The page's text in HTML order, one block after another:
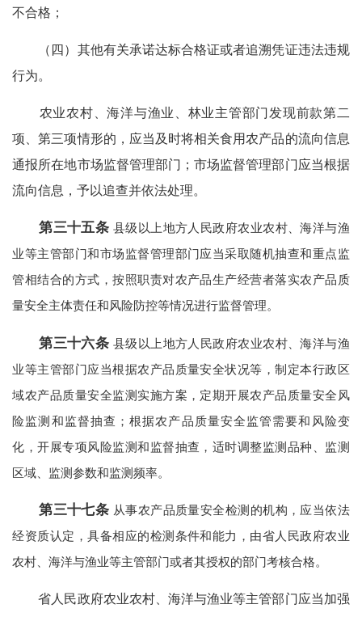
不合格；
（四）其他有关承诺达标合格证或者追溯凭证违法违规
行为。
农业农村、海洋与渔业、林业主管部门发现前款第二
项、第三项情形的，应当及时将相关食用农产品的流向信息
通报所在地市场监督管理部门；市场监督管理部门应当根据
流向信息，予以追查并依法处理。
第三十五条 县级以上地方人民政府农业农村、海洋与渔
业等主管部门和市场监督管理部门应当采取随机抽查和重点监
管相结合的方式，按照职责对农产品生产经营者落实农产品质
量安全主体责任和风险防控等情况进行监督管理。
第三十六条 县级以上地方人民政府农业农村、海洋与渔
业等主管部门应当根据农产品质量安全状况等，制定本行政区
域农产品质量安全监测实施方案，定期开展农产品质量安全风
险监测和监督抽查；根据农产品质量安全监管需要和风险变
化，开展专项风险监测和监督抽查，适时调整监测品种、监测
区域、监测参数和监测频率。
第三十七条 从事农产品质量安全检测的机构，应当依法
经资质认定，具备相应的检测条件和能力，由省人民政府农业
农村、海洋与渔业等主管部门或者其授权的部门考核合格。
省人民政府农业农村、海洋与渔业等主管部门应当加强